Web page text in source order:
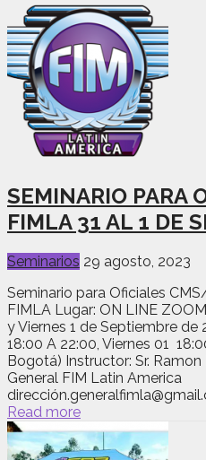
SEMINARIO PARA
FIMLA 31 AL 1 DE
Seminarios 29 agosto, 2023
Seminario para Oficiales
FIMLA Lugar: ON LINE
y Viernes 1 de Septiembre de
18:00 A 22:00, Viernes 01
Bogotá) Instructor: Sr.
General FIM Latin America
Read more